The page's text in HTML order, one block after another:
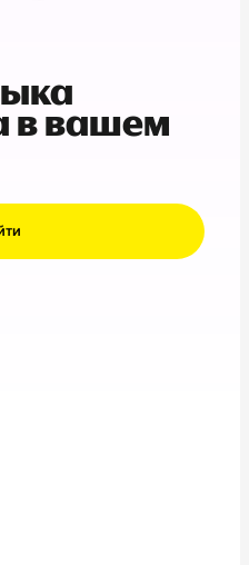
в вашем